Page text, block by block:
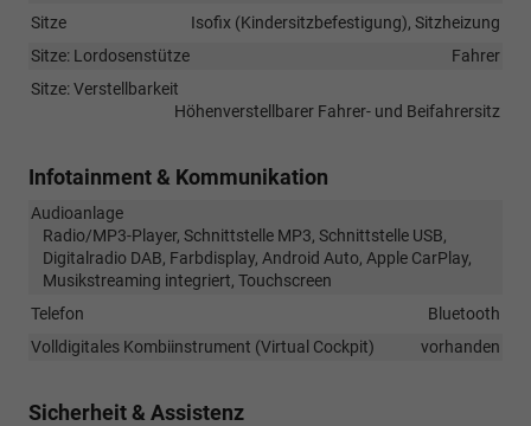
Sitze
Isofix (Kindersitzbefestigung), Sitzheizung
Sitze: Lordosenstütze
Fahrer
Sitze: Verstellbarkeit
Höhenverstellbarer Fahrer- und Beifahrersitz
Infotainment & Kommunikation
Audioanlage
Radio/MP3-Player, Schnittstelle MP3, Schnittstelle USB,
Digitalradio DAB, Farbdisplay, Android Auto, Apple CarPlay,
Musikstreaming integriert, Touchscreen
Telefon
Bluetooth
Volldigitales Kombiinstrument (Virtual Cockpit)
vorhanden
Sicherheit & Assistenz